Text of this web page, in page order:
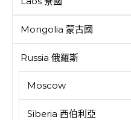
Mongolia 蒙古國
Russia 俄羅斯
Moscow
Siberia 西伯利亞